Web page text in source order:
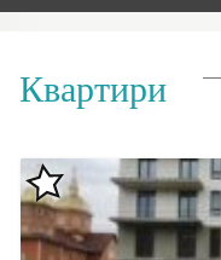
Квартири